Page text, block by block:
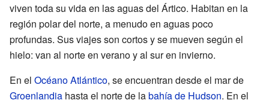
viven toda su vida en las aguas del Ártico. Habitan en la
región polar del norte, a menudo en aguas poco
profundas. Sus viajes son cortos y se mueven según el
hielo: van al norte en verano y al sur en invierno.
En el Océano Atlántico, se encuentran desde el mar de
Groenlandia hasta el norte de labahía de Hudson. En el